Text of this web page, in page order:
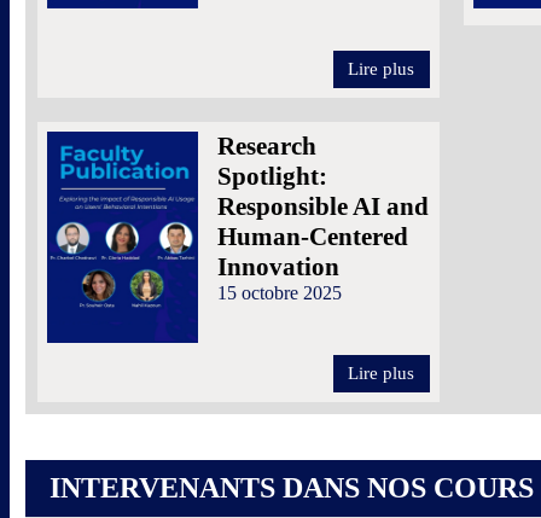
Lire plus
Research
Spotlight:
Responsible AI and
Human-Centered
Innovation
15 octobre 2025
Lire plus
INTERVENANTS DANS NOS COURS